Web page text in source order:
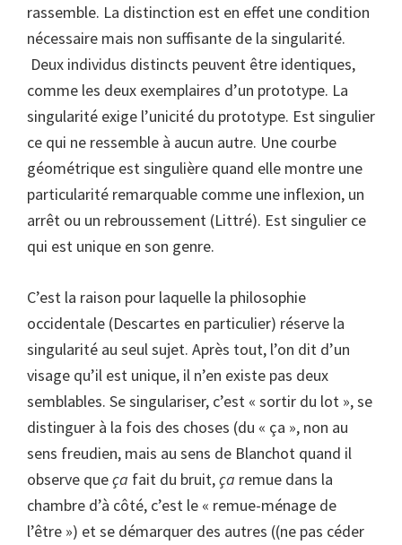
rassemble. La distinction est en effet une condition
nécessaire mais non suffisante de la singularité.
Deux individus distincts peuvent être identiques,
comme les deux exemplaires d’un prototype. La
singularité exige l’unicité du prototype. Est singulier
ce qui ne ressemble à aucun autre. Une courbe
géométrique est singulière quand elle montre une
particularité remarquable comme une inflexion, un
arrêt ou un rebroussement (Littré). Est singulier ce
qui est unique en son genre.
C’est la raison pour laquelle la philosophie
occidentale (Descartes en particulier) réserve la
singularité au seul sujet. Après tout, l’on dit d’un
visage qu’il est unique, il n’en existe pas deux
semblables. Se singulariser, c’est « sortir du lot », se
distinguer à la fois des choses (du « ça », non au
sens freudien, mais au sens de Blanchot quand il
observe queça fait du bruit,ça remue dans la
chambre d’à côté, c’est le « remue-ménage de
l’être ») et se démarquer des autres ((ne pas céder